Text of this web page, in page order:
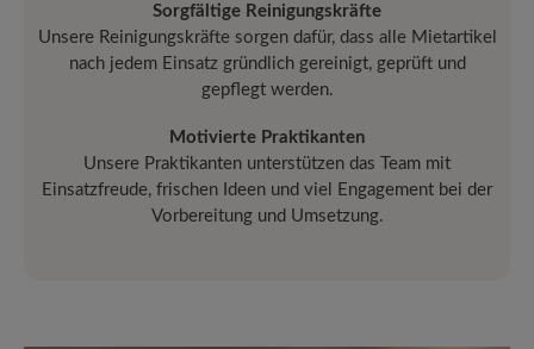
Sorgfältige Reinigungskräfte
Unsere Reinigungskräfte sorgen dafür, dass alle Mietartikel
nach jedem Einsatz gründlich gereinigt, geprüft und
gepflegt werden.
Motivierte Praktikanten
Unsere Praktikanten unterstützen das Team mit
Einsatzfreude, frischen Ideen und viel Engagement bei der
Vorbereitung und Umsetzung.